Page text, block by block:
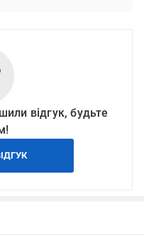
відгук, будьте